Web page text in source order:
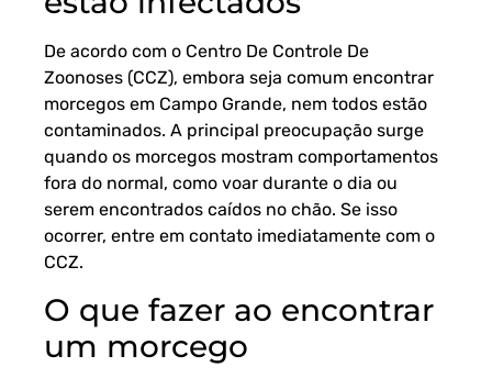
De acordo com o Centro De Controle De
Zoonoses (CCZ), embora seja comum encontrar
morcegos em Campo Grande, nem todos estão
contaminados. A principal preocupação surge
quando os morcegos mostram comportamentos
fora do normal, como voar durante o dia ou
serem encontrados caídos no chão. Se isso
ocorrer, entre em contato imediatamente com o
CCZ.
O que fazer ao encontrar
um morcego